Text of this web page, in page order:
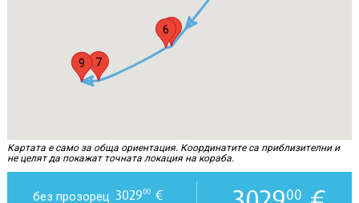
5
6
7
8
9
Картата е само за обща ориентация. Координатите са приблизителни и
не целят да покажат точната локация на кораба.
без прозорец 302900€ 00